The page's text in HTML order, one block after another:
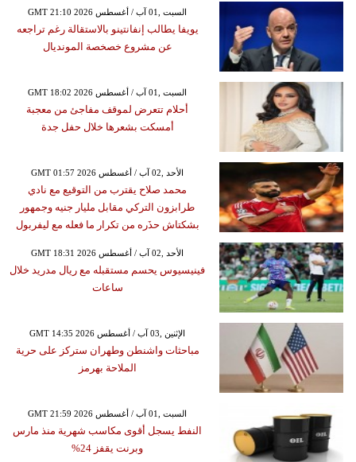
GMT 21:10 2026 السبت ,01 آب / أغسطس
يويفا يطالب إنفانتينو بالاستقالة رغم تراجعه
عن مشروع خصخصة المونديال
GMT 18:02 2026 السبت ,01 آب / أغسطس
أحلام تتعرض لموقف مفاجئ من معجبة
أمسكت بشعرها خلال حفل جدة
GMT 01:57 2026 الأحد ,02 آب / أغسطس
محمد صلاح يقترب من التوقيع مع نادي
طرابزون التركي مقابل مليار جنيه وجمهور
بشكتاش حذَره من تكرار ما فعله مع ليفربول
GMT 18:31 2026 الأحد ,02 آب / أغسطس
فينيسيوس يحسم مستقبله مع ريال مدريد خلال
ساعات
GMT 14:35 2026 الإثنين ,03 آب / أغسطس
مباحثات واشنطن وطهران ستركز على حرية
الملاحة بهرمز
GMT 21:59 2026 السبت ,01 آب / أغسطس
النفط يسجل أقوى مكاسب شهرية منذ مارس
وبرنت يقفز 24%